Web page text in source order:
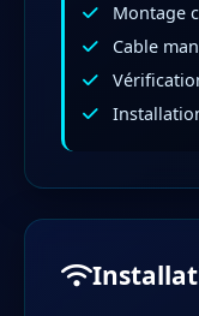
Montage
Cable